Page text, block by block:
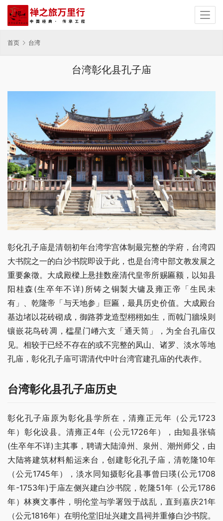
首页 台湾
台湾彰化县孔子庙
彰化孔子庙是清朝初年台湾学宫体制最完整的学府，台湾四
大书院之一的白沙书院即设于此，也是台湾中部文教发展之
重要象徵。大成殿樑上悬挂数座清代皇帝所赐匾额，以知县
阳桂森(生卒年不详)所铸之铜製大镛及雍正帝「生民未
有」、乾隆帝「与天地参」巨匾，最具历史价值。大成殿台
基边堵以花砖砌成，御路莽龙造型栩栩如生，而戟门牆垛则
镶嵌花鸟砖凋，櫺星门嵴六支「通天筒」，为全台孔庙仅
见。相较于已经不存在的或不完整的凤山、诸罗、淡水等地
孔庙，彰化孔子庙可谓清代中叶台湾官建孔庙的代表作。
台湾彰化县孔子庙历史
彰化孔子庙原为彰化县学所在，清雍正元年（公元1723
年）彰化设县。清雍正4年（公元1726年），由知县张镐
(生卒年不详)主其事，聘请大陆漳州、泉州、潮州师父，由
大陆将建筑材料船运来台，创建彰化孔子庙，清乾隆10年
（公元1745年），淡水同知摄彰化县事曾曰瑛(公元1708
年-1753年)于庙左侧兴建白沙书院，乾隆51年（公元1786
年）林爽文事件，明伦堂与学署毁于战乱，直到嘉庆21年
（公元1816年）在明伦堂旧址兴建文昌祠并重修白沙书院。